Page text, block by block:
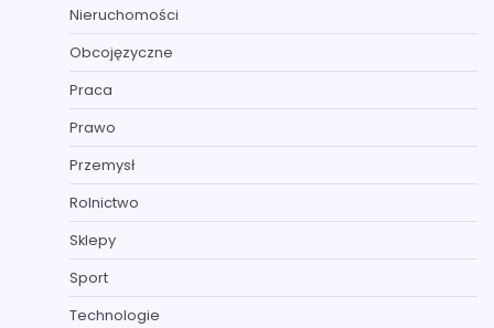
Nieruchomości
Obcojęzyczne
Praca
Prawo
Przemysł
Rolnictwo
Sklepy
Sport
Technologie